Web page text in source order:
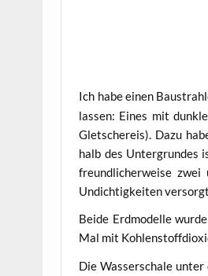
Ich habe einen
las­sen: Eines mit
Glet­scher­eis). Dazu
halb des Unter­grun­des
freund­li­cher­wei­se zwei
Undich­tig­kei­ten
Bei­de Erd­mo­del­le
Mal mit
Die Was­ser­scha­le